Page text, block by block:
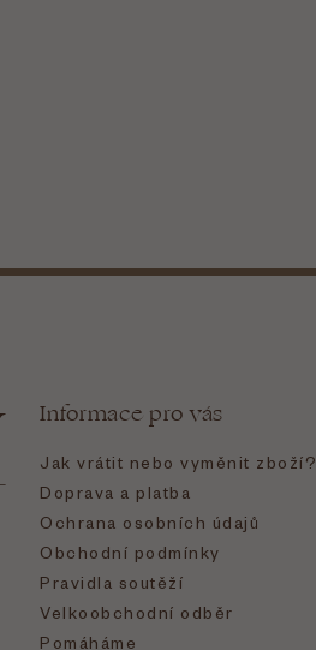
Informace pro vás
Jak vrátit nebo vyměnit zboží?
Doprava a platba
Ochrana osobních údajů
Obchodní podmínky
Pravidla soutěží
Velkoobchodní odběr
Pomáháme